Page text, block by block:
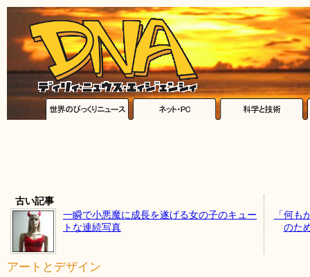
古い記事
一瞬で小悪魔に成長を遂げる女の子のキュー
トな連続写真
「何
のた
アートとデザイン